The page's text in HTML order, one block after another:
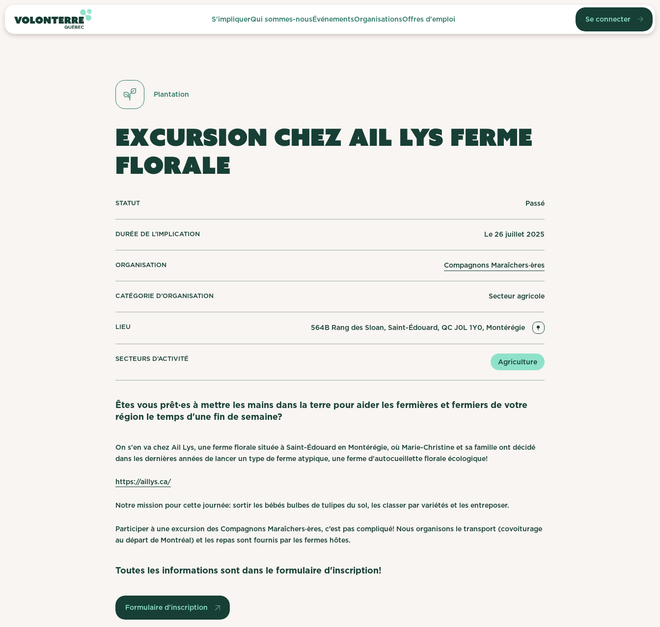
S'impliquerQui sommes-nousÉvénementsOrganisationsOffres d'emploi Se connecter
Plantation
EXCURSION CHEZ AIL LYS FERME
FLORALE
STATUT Passé
DURÉE DE L’IMPLICATION Le 26 juillet 2025
ORGANISATION Compagnons Maraîchers·ères
CATÉGORIE D’ORGANISATION Secteur agricole
LIEU 564B Rang des Sloan, Saint-Édouard, QC J0L 1Y0, Montérégie
SECTEURS D’ACTIVITÉ Agriculture
Êtes vous prêt·es à mettre les mains dans la terre pour aider les fermières et fermiers de votre
région le temps d'une fin de semaine?
On s'en va chez Ail Lys, une ferme florale située à Saint-Édouard en Montérégie, où Marie-Christine et sa famille ont décidé
dans les dernières années de lancer un type de ferme atypique, une ferme d'autocueillette florale écologique!
https://aillys.ca/
Notre mission pour cette journée: sortir les bébés bulbes de tulipes du sol, les classer par variétés et les entreposer.
Participer à une excursion des Compagnons Maraîchers·ères, c’est pas compliqué! Nous organisons le transport (covoiturage
au départ de Montréal) et les repas sont fournis par les fermes hôtes.
Toutes les informations sont dans le formulaire d'inscription!
Formulaire d'inscription